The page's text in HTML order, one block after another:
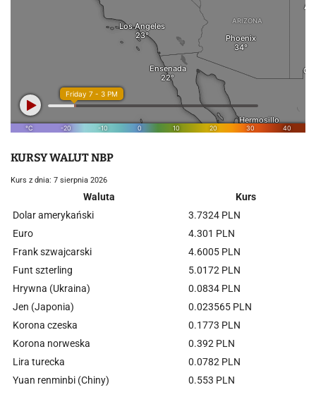
KURSY WALUT NBP
Kurs z dnia: 7 sierpnia 2026
Waluta
Kurs
Dolar amerykański
3.7324 PLN
Euro
4.301 PLN
Frank szwajcarski
4.6005 PLN
Funt szterling
5.0172 PLN
Hrywna (Ukraina)
0.0834 PLN
Jen (Japonia)
0.023565 PLN
Korona czeska
0.1773 PLN
Korona norweska
0.392 PLN
Lira turecka
0.0782 PLN
Yuan renminbi (Chiny)
0.553 PLN